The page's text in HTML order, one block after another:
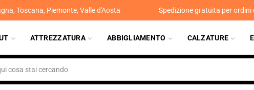
Toscana, Piemonte, Valle d'Aosta Spedizione gratuita per ordini
ATTREZZATURA ABBIGLIAMENTO CALZATURE